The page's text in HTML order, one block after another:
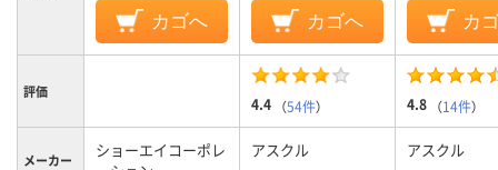
カゴへ カゴへ カ
評価
4.4 （54件） 4.8 （14件）
メーカー
ショーエイコーポレ
アスクル アスクル